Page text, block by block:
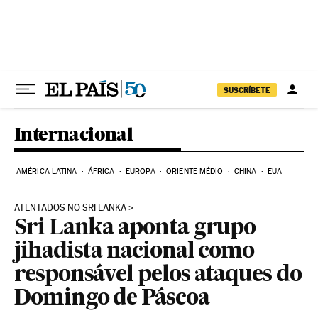
SUSCRÍBETE
Internacional
AMÉRICA LATINA ÁFRICA EUROPA ORIENTE MÉDIO CHINA EUA
ATENTADOS NO SRI LANKA
Sri Lanka aponta grupo
jihadista nacional como
responsável pelos ataques do
Domingo de Páscoa